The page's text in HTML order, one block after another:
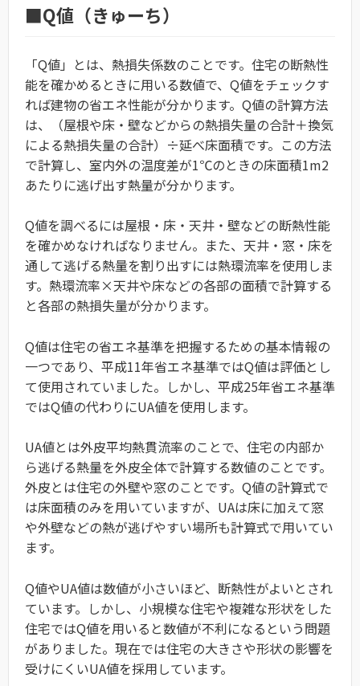
■Q値（きゅーち）
「Q値」とは、熱損失係数のことです。住宅の断熱性
能を確かめるときに用いる数値で、Q値をチェックす
れば建物の省エネ性能が分かります。Q値の計算方法
は、（屋根や床・壁などからの熱損失量の合計＋換気
による熱損失量の合計）÷延べ床面積です。この方法
で計算し、室内外の温度差が1℃のときの床面積1m2
あたりに逃げ出す熱量が分かります。
Q値を調べるには屋根・床・天井・壁などの断熱性能
を確かめなければなりません。また、天井・窓・床を
通して逃げる熱量を割り出すには熱環流率を使用しま
す。熱環流率×天井や床などの各部の面積で計算する
と各部の熱損失量が分かります。
Q値は住宅の省エネ基準を把握するための基本情報の
一つであり、平成11年省エネ基準ではQ値は評価とし
て使用されていました。しかし、平成25年省エネ基準
ではQ値の代わりにUA値を使用します。
UA値とは外皮平均熱貫流率のことで、住宅の内部か
ら逃げる熱量を外皮全体で計算する数値のことです。
外皮とは住宅の外壁や窓のことです。Q値の計算式で
は床面積のみを用いていますが、UAは床に加えて窓
や外壁などの熱が逃げやすい場所も計算式で用いてい
ます。
Q値やUA値は数値が小さいほど、断熱性がよいとされ
ています。しかし、小規模な住宅や複雑な形状をした
住宅ではQ値を用いると数値が不利になるという問題
がありました。現在では住宅の大きさや形状の影響を
受けにくいUA値を採用しています。